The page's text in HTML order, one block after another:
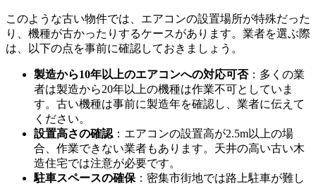
このような古い物件では、エアコンの設置場所が特殊だった
り、機種が古かったりするケースがあります。業者を選ぶ際
は、以下の点を事前に確認しておきましょう。
製造から10年以上のエアコンへの対応可否：多くの業
者は製造から20年以上の機種は作業不可としていま
す。古い機種は事前に製造年を確認し、業者に伝えて
ください。
設置高さの確認：エアコンの設置高が2.5m以上の場
合、作業できない業者もあります。天井の高い古い木
造住宅では注意が必要です。
駐車スペースの確保：密集市街地では路上駐車が難し